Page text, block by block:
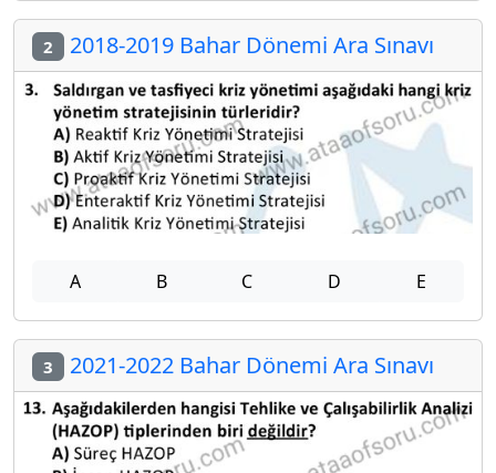
2 2018-2019 Bahar Dönemi Ara Sınavı
A B C D E
3 2021-2022 Bahar Dönemi Ara Sınavı